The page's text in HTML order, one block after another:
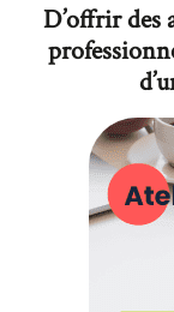
D’offrir des